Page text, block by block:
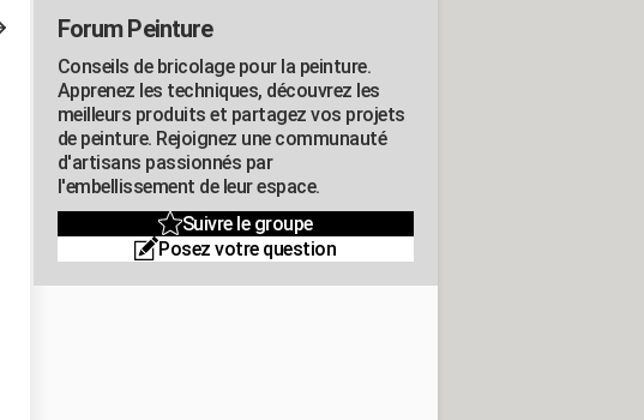
Forum Peinture
Conseils de bricolage pour la peinture.
Apprenez les techniques, découvrez les
meilleurs produits et partagez vos projets
de peinture. Rejoignez une communauté
d'artisans passionnés par
l'embellissement de leur espace.
Suivre le groupe
Posez votre question